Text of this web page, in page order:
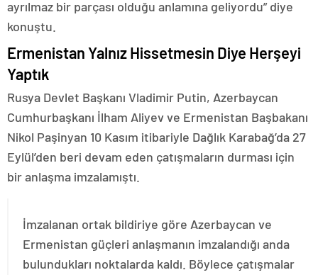
ayrılmaz bir parçası olduğu anlamına geliyordu” diye
konuştu.
Ermenistan Yalnız Hissetmesin Diye Herşeyi
Yaptık
Rusya Devlet Başkanı Vladimir Putin, Azerbaycan
Cumhurbaşkanı İlham Aliyev ve Ermenistan Başbakanı
Nikol Paşinyan 10 Kasım itibariyle Dağlık Karabağ’da 27
Eylül’den beri devam eden çatışmaların durması için
bir anlaşma imzalamıştı.
İmzalanan ortak bildiriye göre Azerbaycan ve
Ermenistan güçleri anlaşmanın imzalandığı anda
bulundukları noktalarda kaldı. Böylece çatışmalar